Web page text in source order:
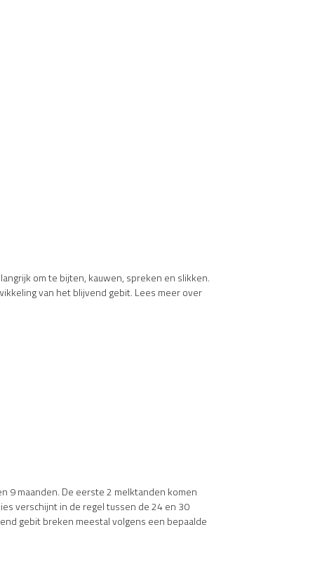
om te bijten, kauwen, spreken en slikken.
van het blijvend gebit. Lees meer over
9 maanden. De eerste 2 melktanden komen
verschijnt in de regel tussen de 24 en 30
gebit breken meestal volgens een bepaalde